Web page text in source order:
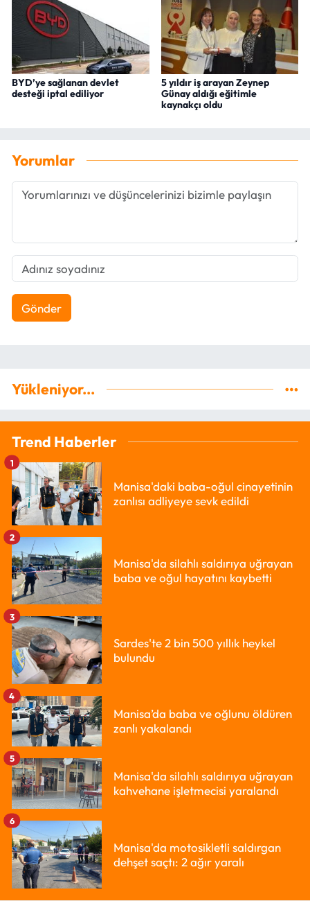
BYD’ye sağlanan devlet
desteği iptal ediliyor
5 yıldır iş arayan Zeynep
Günay aldığı eğitimle
kaynakçı oldu
Yorumlar
Gönder
Yükleniyor...
Trend Haberler
Manisa'daki baba-oğul cinayetinin
zanlısı adliyeye sevk edildi
1
Manisa'da silahlı saldırıya uğrayan
baba ve oğul hayatını kaybetti
2
Sardes'te 2 bin 500 yıllık heykel
bulundu
3
Manisa’da baba ve oğlunu öldüren
zanlı yakalandı
4
Manisa'da silahlı saldırıya uğrayan
kahvehane işletmecisi yaralandı
5
Manisa'da motosikletli saldırgan
dehşet saçtı: 2 ağır yaralı
6